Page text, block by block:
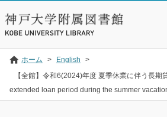
ホーム > English
>
【全館】令和6(2024)年度 夏季休業に伴う長期
extended loan period during the summer